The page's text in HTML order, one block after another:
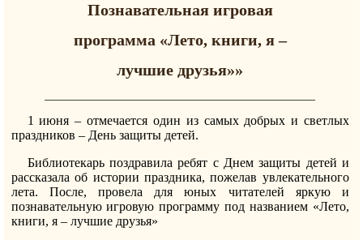
Познавательная игровая
программа «Лето, книги, я –
лучшие друзья»»
1 июня – отмечается один из самых добрых и светлых
праздников – День защиты детей.
Библиотекарь поздравила ребят с Днем защиты детей и
рассказала об истории праздника, пожелав увлекательного
лета. После, провела для юных читателей яркую и
познавательную игровую программу под названием «Лето,
книги, я – лучшие друзья»